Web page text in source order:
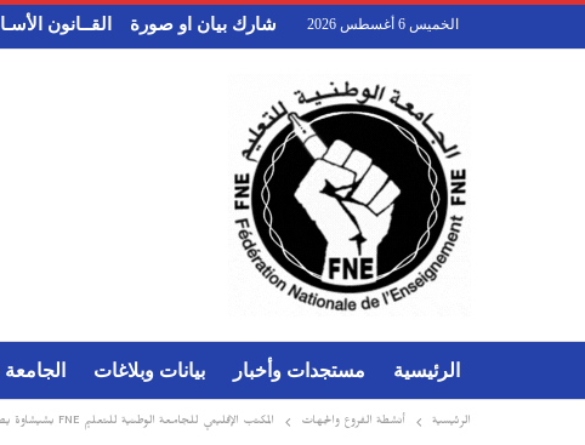
الخميس 6 أغسطس 2026 شارك بيان او صورة القــانون
الرئيسية مستجدات وأخبار بيانات وبلاغات
الرئيسية أنشطة الفروع والجهات المكتب الإقليمي للجامعة الوطنية للتعليم FNE بشيشاوة يصدر بياناً حول وضعية حراس الأمن وعاملات النظافة